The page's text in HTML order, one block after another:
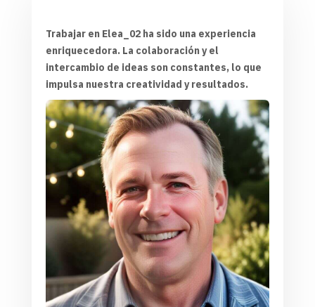
Trabajar en Elea_02 ha sido una experiencia
enriquecedora. La colaboración y el
intercambio de ideas son constantes, lo que
impulsa nuestra creatividad y resultados.